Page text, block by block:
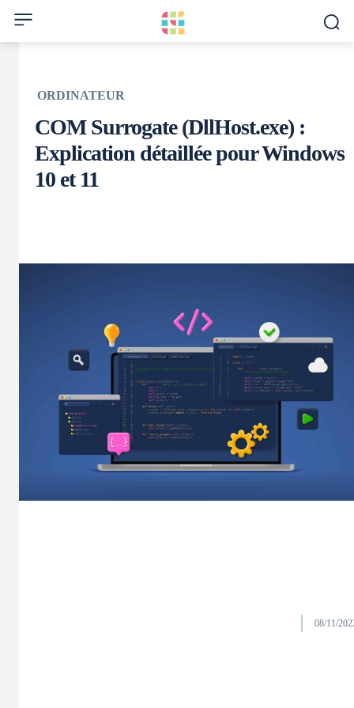
ORDINATEUR
COM Surrogate (DllHost.exe) :
Explication détaillée pour Windows
10 et 11
08/11/